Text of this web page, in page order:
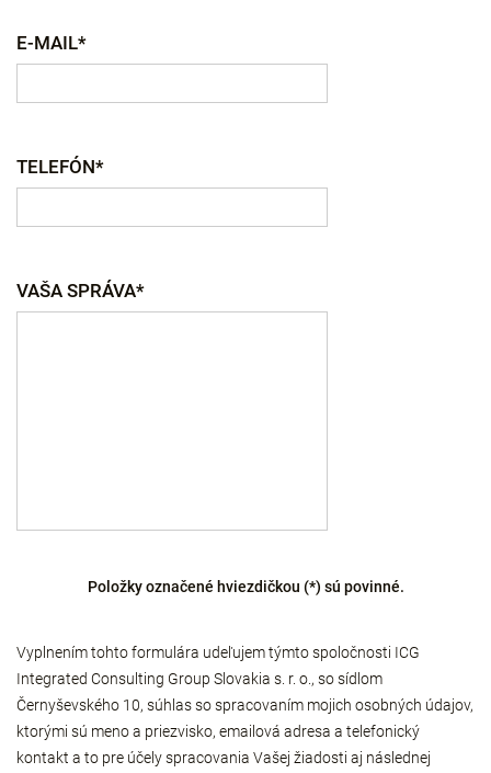
E-MAIL*
TELEFÓN*
VAŠA SPRÁVA*
Položky označené hviezdičkou (*) sú povinné.
Vyplnením tohto formulára udeľujem týmto spoločnosti ICG
Integrated Consulting Group Slovakia s. r. o., so sídlom
Černyševského 10, súhlas so spracovaním mojich osobných údajov,
ktorými sú meno a priezvisko, emailová adresa a telefonický
kontakt a to pre účely spracovania Vašej žiadosti aj následnej